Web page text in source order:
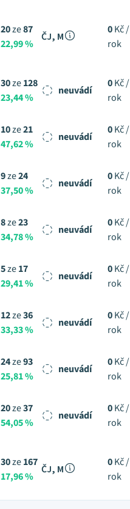
20ze87
22,99 %
ČJ, M
0Kč /
rok
30ze128
23,44 %
neuvádí
0Kč /
rok
10ze21
47,62 %
neuvádí
0Kč /
rok
9ze24
37,50 %
neuvádí
0Kč /
rok
8ze23
34,78 %
neuvádí
0Kč /
rok
5ze17
29,41 %
neuvádí
0Kč /
rok
12ze36
33,33 %
neuvádí
0Kč /
rok
24ze93
25,81 %
neuvádí
0Kč /
rok
20ze37
54,05 %
neuvádí
0Kč /
rok
30ze167
17,96 %
ČJ, M
0Kč /
rok